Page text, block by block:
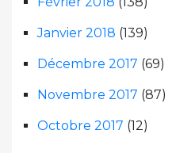
Janvier 2018 (139)
Décembre 2017 (69)
Novembre 2017 (87)
Octobre 2017 (12)